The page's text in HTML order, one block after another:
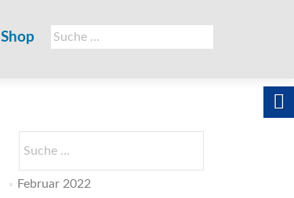
Suche
nach:
Shop
nach:
Februar 2022